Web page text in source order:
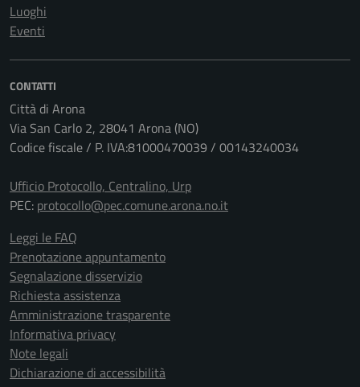
Luoghi
Eventi
CONTATTI
Città di Arona
Via San Carlo 2, 28041 Arona (NO)
Codice fiscale / P. IVA:81000470039 / 00143240034
Ufficio Protocollo, Centralino, Urp
PEC: protocollo@pec.comune.arona.no.it
Leggi le FAQ
Prenotazione appuntamento
Segnalazione disservizio
Richiesta assistenza
Amministrazione trasparente
Informativa privacy
Note legali
Dichiarazione di accessibilità